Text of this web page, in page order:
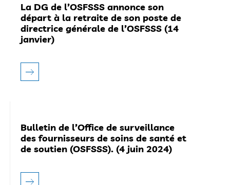
La DG de l’OSFSSS annonce son
départ à la retraite de son poste de
directrice générale de l’OSFSSS (14
janvier)
Bulletin de l’Office de surveillance
des fournisseurs de soins de santé et
de soutien (OSFSSS). (4 juin 2024)